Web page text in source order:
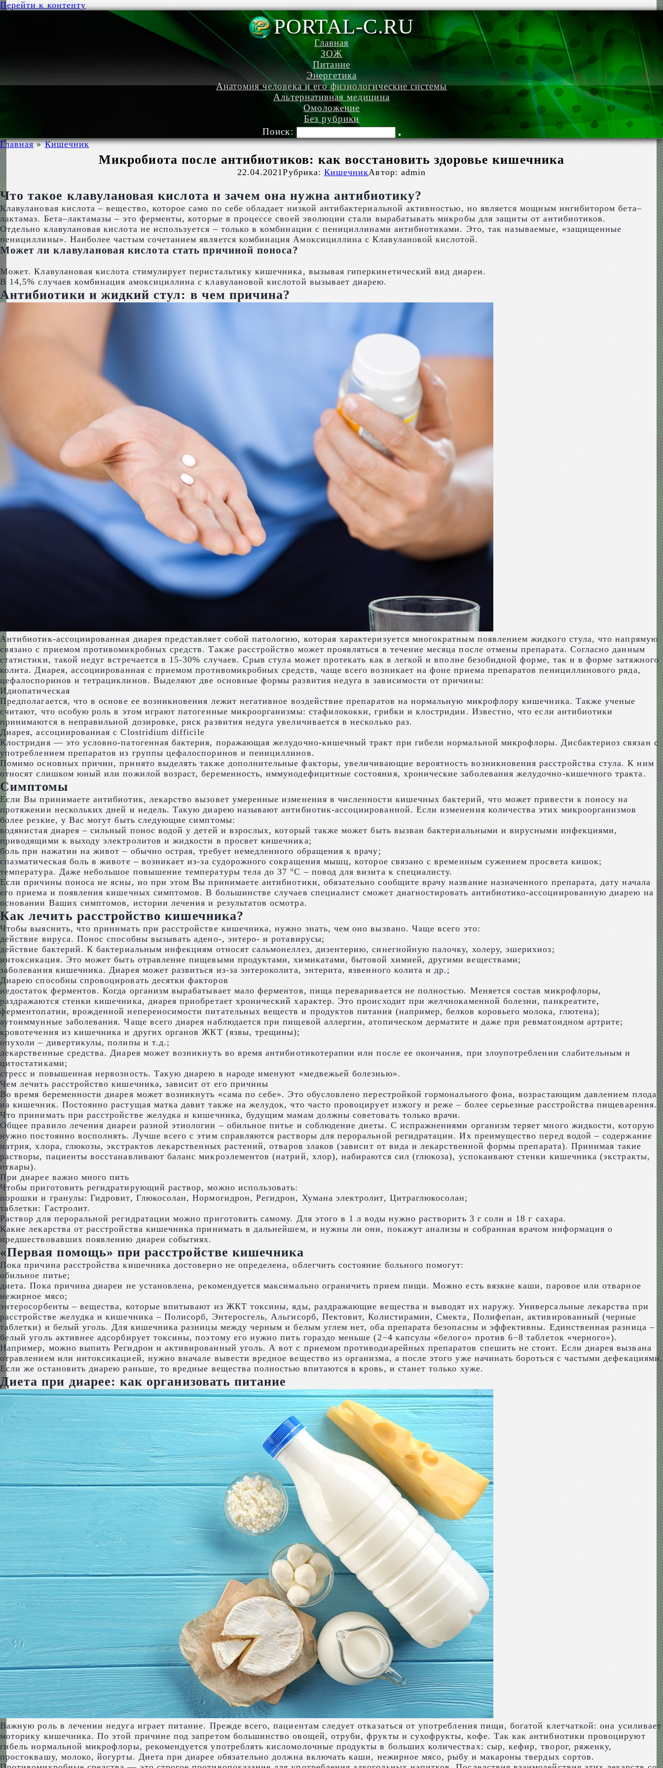
Перейти к контенту
PORTAL-C.RU
Главная
ЗОЖ
Питание
Энергетика
Анатомия человека и его физиологические системы
Альтернативная медицина
Омоложение
Без рубрики
Поиск:
Главная » Кишечник
Микробиота после антибиотиков: как восстановить здоровье кишечника
22.04.2021Рубрика: КишечникАвтор: admin
Что такое клавулановая кислота и зачем она нужна антибиотику?
Клавулановая кислота – вещество, которое само по себе обладает низкой антибактериальной активностью, но является мощным ингибитором бета–
лактамаз. Бета–лактамазы – это ферменты, которые в процессе своей эволюции стали вырабатывать микробы для защиты от антибиотиков.
Отдельно клавулановая кислота не используется – только в комбинации с пенициллинами антибиотиками. Это, так называемые, «защищенные
пенициллины». Наиболее частым сочетанием является комбинация Амоксициллина с Клавулановой кислотой.
Может ли клавулановая кислота стать причиной поноса?
Может. Клавулановая кислота стимулирует перистальтику кишечника, вызывая гиперкинетический вид диареи.
В 14,5% случаев комбинация амоксициллина с клавулановой кислотой вызывает диарею.
Антибиотики и жидкий стул: в чем причина?
Антибиотик-ассоциированная диарея представляет собой патологию, которая характеризуется многократным появлением жидкого стула, что напрямую
связано с приемом противомикробных средств. Также расстройство может проявляться в течение месяца после отмены препарата. Согласно данным
статистики, такой недуг встречается в 15-30% случаев. Срыв стула может протекать как в легкой и вполне безобидной форме, так и в форме затяжного
колита. Диарея, ассоциированная с приемом противомикробных средств, чаще всего возникает на фоне приема препаратов пенициллинового ряда,
цефалоспоринов и тетрациклинов. Выделяют две основные формы развития недуга в зависимости от причины:
Идиопатическая
Предполагается, что в основе ее возникновения лежит негативное воздействие препаратов на нормальную микрофлору кишечника. Также ученые
считают, что особую роль в этом играют патогенные микроорганизмы: стафилококки, грибки и клостридии. Известно, что если антибиотики
принимаются в неправильной дозировке, риск развития недуга увеличивается в несколько раз.
Диарея, ассоциированная с Clostridium difficile
Клостридия — это условно-патогенная бактерия, поражающая желудочно-кишечный тракт при гибели нормальной микрофлоры. Дисбактериоз связан с
употреблением препаратов из группы цефалоспоринов и пенициллинов.
Помимо основных причин, принято выделять также дополнительные факторы, увеличивающие вероятность возникновения расстройства стула. К ним
относят слишком юный или пожилой возраст, беременность, иммунодефицитные состояния, хронические заболевания желудочно-кишечного тракта.
Симптомы
Если Вы принимаете антибиотик, лекарство вызовет умеренные изменения в численности кишечных бактерий, что может привести к поносу на
протяжении нескольких дней и недель. Такую диарею называют антибиотик-ассоциированной. Если изменения количества этих микроорганизмов
более резкие, у Вас могут быть следующие симптомы:
водянистая диарея – сильный понос водой у детей и взрослых, который также может быть вызван бактериальными и вирусными инфекциями,
приводящими к выходу электролитов и жидкости в просвет кишечника;
боль при нажатии на живот – обычно острая, требует немедленного обращения к врачу;
спазматическая боль в животе – возникает из-за судорожного сокращения мышц, которое связано с временным сужением просвета кишок;
температура. Даже небольшое повышение температуры тела до 37 °C – повод для визита к специалисту.
Если причины поноса не ясны, но при этом Вы принимаете антибиотики, обязательно сообщите врачу название назначенного препарата, дату начала
его приема и появления кишечных симптомов. В большинстве случаев специалист сможет диагностировать антибиотико-ассоциированную диарею на
основании Ваших симптомов, истории лечения и результатов осмотра.
Как лечить расстройство кишечника?
Чтобы выяснить, что принимать при расстройстве кишечника, нужно знать, чем оно вызвано. Чаще всего это:
действие вируса. Понос способны вызывать адено-, энтеро- и ротавирусы;
действие бактерий. К бактериальным инфекциям относят сальмонеллез, дизентерию, синегнойную палочку, холеру, эшерихиоз;
интоксикация. Это может быть отравление пищевыми продуктами, химикатами, бытовой химией, другими веществами;
заболевания кишечника. Диарея может развиться из-за энтероколита, энтерита, язвенного колита и др.;
Диарею способны спровоцировать десятки факторов
недостаток ферментов. Когда организм вырабатывает мало ферментов, пища переваривается не полностью. Меняется состав микрофлоры,
раздражаются стенки кишечника, диарея приобретает хронический характер. Это происходит при желчнокаменной болезни, панкреатите,
ферментопатии, врожденной непереносимости питательных веществ и продуктов питания (например, белков коровьего молока, глютена);
аутоиммунные заболевания. Чаще всего диарея наблюдается при пищевой аллергии, атопическом дерматите и даже при ревматоидном артрите;
кровотечения из кишечника и других органов ЖКТ (язвы, трещины);
опухоли – дивертикулы, полипы и т.д.;
лекарственные средства. Диарея может возникнуть во время антибиотикотерапии или после ее окончания, при злоупотреблении слабительным и
цитостатиками;
стресс и повышенная нервозность. Такую диарею в народе именуют «медвежьей болезнью».
Чем лечить расстройство кишечника, зависит от его причины
Во время беременности диарея может возникнуть «сама по себе». Это обусловлено перестройкой гормонального фона, возрастающим давлением плода
на кишечник. Постоянно растущая матка давит также на желудок, что часто провоцирует изжогу и реже – более серьезные расстройства пищеварения.
Что принимать при расстройстве желудка и кишечника, будущим мамам должны советовать только врачи.
Общее правило лечения диареи разной этиологии – обильное питье и соблюдение диеты. С испражнениями организм теряет много жидкости, которую
нужно постоянно восполнять. Лучше всего с этим справляются растворы для пероральной регидратации. Их преимущество перед водой – содержание
натрия, хлора, глюкозы, экстрактов лекарственных растений, отваров злаков (зависит от вида и лекарственной формы препарата). Принимая такие
растворы, пациенты восстанавливают баланс микроэлементов (натрий, хлор), набираются сил (глюкоза), успокаивают стенки кишечника (экстракты,
отвары).
При диарее важно много пить
Чтобы приготовить регидратирующий раствор, можно использовать:
порошки и гранулы: Гидровит, Глюкосолан, Нормогидрон, Регидрон, Хумана электролит, Цитраглюкосолан;
таблетки: Гастролит.
Раствор для пероральной регидратации можно приготовить самому. Для этого в 1 л воды нужно растворить 3 г соли и 18 г сахара.
Какие лекарства от расстройства кишечника принимать в дальнейшем, и нужны ли они, покажут анализы и собранная врачом информация о
предшествовавших появлению диареи событиях.
«Первая помощь» при расстройстве кишечника
Пока причина расстройства кишечника достоверно не определена, облегчить состояние больного помогут:
обильное питье;
диета. Пока причина диареи не установлена, рекомендуется максимально ограничить прием пищи. Можно есть вязкие каши, паровое или отварное
нежирное мясо;
энтеросорбенты – вещества, которые впитывают из ЖКТ токсины, яды, раздражающие вещества и выводят их наружу. Универсальные лекарства при
расстройстве желудка и кишечника – Полисорб, Энтеросгель, Альгисорб, Пектовит, Колистирамин, Смекта, Полифепан, активированный (черные
таблетки) и белый уголь. Для кишечника разницы между черным и белым углем нет, оба препарата безопасны и эффективны. Единственная разница –
белый уголь активнее адсорбирует токсины, поэтому его нужно пить гораздо меньше (2−4 капсулы «белого» против 6−8 таблеток «черного»).
Например, можно выпить Регидрон и активированный уголь. А вот с приемом противодиарейных препаратов спешить не стоит. Если диарея вызвана
отравлением или интоксикацией, нужно вначале вывести вредное вещество из организма, а после этого уже начинать бороться с частыми дефекациями.
Если же остановить диарею раньше, то вредные вещества полностью впитаются в кровь, и станет только хуже.
Диета при диарее: как организовать питание
Важную роль в лечении недуга играет питание. Прежде всего, пациентам следует отказаться от употребления пищи, богатой клетчаткой: она усиливает
моторику кишечника. По этой причине под запретом большинство овощей, отруби, фрукты и сухофрукты, кофе. Так как антибиотики провоцируют
гибель нормальной микрофлоры, рекомендуется употреблять кисломолочные продукты в больших количествах: сыр, кефир, творог, ряженку,
простоквашу, молоко, йогурты. Диета при диарее обязательно должна включать каши, нежирное мясо, рыбу и макароны твердых сортов.